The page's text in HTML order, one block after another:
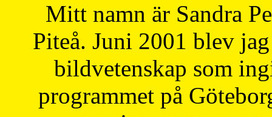
Mitt namn är Sandra
Piteå. Juni 2001 blev
bildvetenskap som
programmet på